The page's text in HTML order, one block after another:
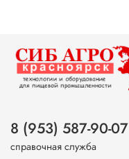
8 (953) 587-90-07
справочная служба